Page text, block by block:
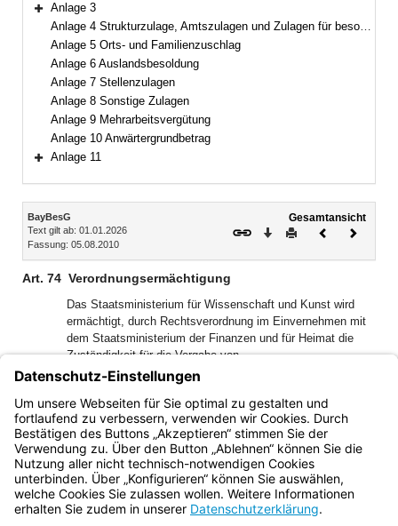
Bereich erweitern
Anlage 3
Anlage 4 Strukturzulage, Amtszulagen und Zulagen für besondere Berufsgruppen
Anlage 5 Orts- und Familienzuschlag
Anlage 6 Auslandsbesoldung
Anlage 7 Stellenzulagen
Anlage 8 Sonstige Zulagen
Anlage 9 Mehrarbeitsvergütung
Anlage 10 Anwärtergrundbetrag
Anlage 11
Inhalt
BayBesG
Text gilt ab: 01.01.2026
Fassung: 05.08.2010
Gesamtansicht
Download
DruckenVorheriges
Art. 74 Verordnungsermächtigung
Das Staatsministerium für Wissenschaft und Kunst wird
ermächtigt, durch Rechtsverordnung im Einvernehmen mit
dem Staatsministerium der Finanzen und für Heimat die
Zuständigkeit für die Vergabe von
Hochschulleistungsbezügen, die Einzelheiten zum
Vergabeverfahren und zu den Voraussetzungen und
Kriterien der Vergabe von Hochschulleistungsbezügen zu
regeln.
Bayern.de
BayernPortal